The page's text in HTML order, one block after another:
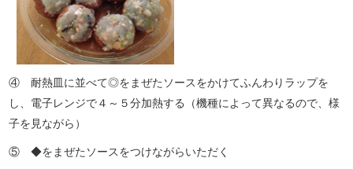
④ 耐熱皿に並べて◎をまぜたソースをかけてふんわりラップを
し、電子レンジで４～５分加熱する（機種によって異なるので、様
子を見ながら）
⑤ ◆をまぜたソースをつけながらいただく